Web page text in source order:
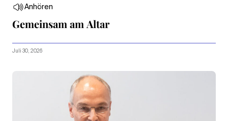
Anhören
Gemeinsam am Altar
Juli 30, 2026